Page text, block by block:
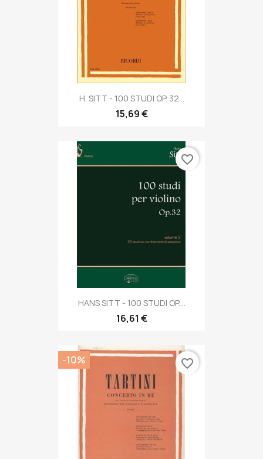
H. SITT - 100 STUDI OP. 32...
15,69 €
HANS SITT - 100 STUDI OP....
16,61 €
favorite_border
-10% favorite_border